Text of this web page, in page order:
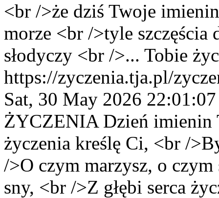
<br />że dziś Twoje
morze <br />tyle szczęścia
słodyczy <br />... Tobie
https://zyczenia.tja.pl/
Sat, 30 May 2026
ŻYCZENIA Dzień imienin
życzenia kreślę Ci, <br /
/>O czym marzysz, o
sny, <br />Z głębi serca